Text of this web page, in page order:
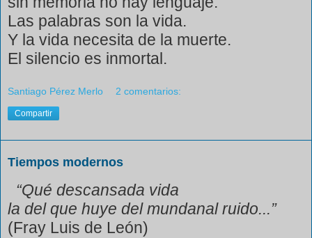
Las palabras son la vida.
Y la vida necesita de la muerte.
El silencio es inmortal.
Santiago Pérez Merlo 2 comentarios:
Compartir
Tiempos modernos
“Qué descansada vida
la del que huye del mundanal ruido...”
(Fray Luis de León)